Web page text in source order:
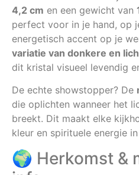
4,2 cm en een gewicht van
perfect voor in je hand, op
energetisch accent op je
variatie van donkere en
dit kristal visueel levendig
De echte showstopper? De
die oplichten wanneer het
breekt. Dit maakt elke
kleur en spirituele energie
🌍 Herkomst &